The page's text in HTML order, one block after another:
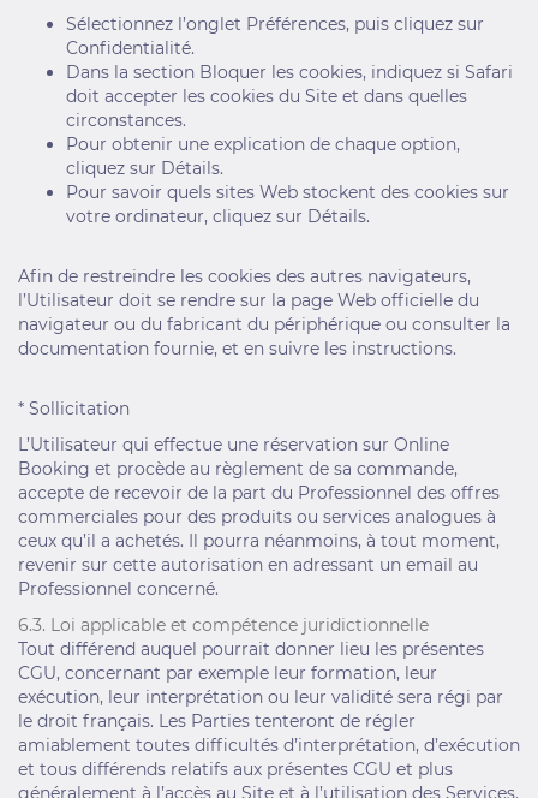
Sélectionnez l’onglet Préférences, puis cliquez sur
Confidentialité.
Dans la section Bloquer les cookies, indiquez si Safari
doit accepter les cookies du Site et dans quelles
circonstances.
Pour obtenir une explication de chaque option,
cliquez sur Détails.
Pour savoir quels sites Web stockent des cookies sur
votre ordinateur, cliquez sur Détails.
Afin de restreindre les cookies des autres navigateurs,
l’Utilisateur doit se rendre sur la page Web officielle du
navigateur ou du fabricant du périphérique ou consulter la
documentation fournie, et en suivre les instructions.
* Sollicitation
L’Utilisateur qui effectue une réservation sur Online
Booking et procède au règlement de sa commande,
accepte de recevoir de la part du Professionnel des offres
commerciales pour des produits ou services analogues à
ceux qu’il a achetés. Il pourra néanmoins, à tout moment,
revenir sur cette autorisation en adressant un email au
Professionnel concerné.
6.3. Loi applicable et compétence juridictionnelle
Tout différend auquel pourrait donner lieu les présentes
CGU, concernant par exemple leur formation, leur
exécution, leur interprétation ou leur validité sera régi par
le droit français. Les Parties tenteront de régler
amiablement toutes difficultés d’interprétation, d’exécution
et tous différends relatifs aux présentes CGU et plus
généralement à l’accès au Site et à l’utilisation des Services.